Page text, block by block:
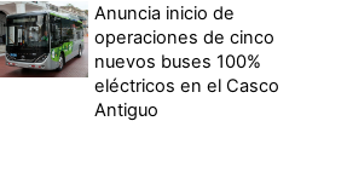
Anuncia inicio de
operaciones de cinco
nuevos buses 100%
eléctricos en el Casco
Antiguo